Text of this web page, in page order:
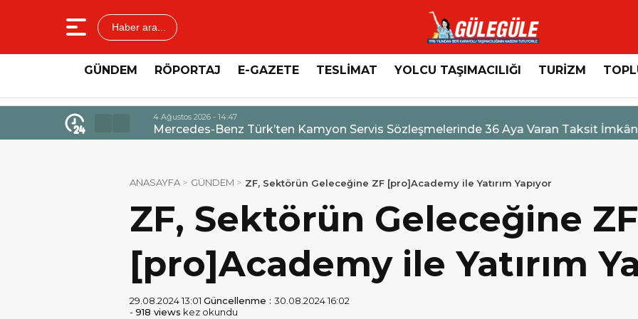
Haber ara...
GÜNDEM RÖPORTAJ E-GAZETE TESLİMAT YOLCU TAŞIMACILIĞI TURİZM
4 Ağustos 2026 - 14:47
Mercedes-Benz Türk’ten Kamyon Servis Sözleşmelerinde 36 Aya Varan Taksit İmkânı
ANASAYFA GÜNDEM ZF, Sektörün Geleceğine ZF [pro]Academy ile Yatırım Yapıyor
ZF, Sektörün Geleceğine ZF
[pro]Academy ile Yatırım
29.08.2024 13:01 Güncellenme : 30.08.2024 16:02
-918 views kez okundu